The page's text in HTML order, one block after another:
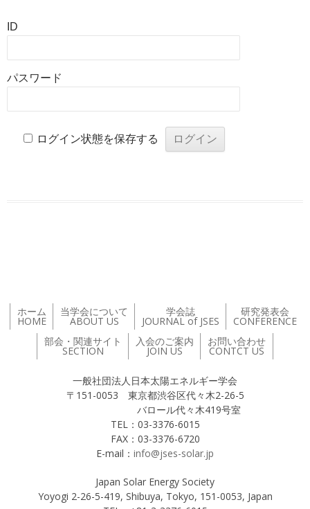
ID
パスワード
ログイン状態を保存する
ホーム
HOME
当学会について
ABOUT US
学会誌
JOURNAL of JSES
研究発表会
CONFERENCE
部会・関連サイト
SECTION
入会のご案内
JOIN US
お問い合わせ
CONTCT US
一般社団法人日本太陽エネルギー学会
〒151-0053 東京都渋谷区代々木2-26-5
バロール代々木419号室
TEL：03-3376-6015
FAX：03-3376-6720
E-mail： info@jses-solar.jp
Japan Solar Energy Society
Yoyogi 2-26-5-419, Shibuya, Tokyo, 151-0053, Japan